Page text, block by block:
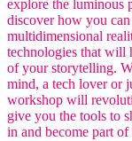
explore the luminous
discover how you
multidimensional
technologies that will
of your storytelling.
mind, a tech lover or
workshop will
give you the tools to
in and become part of